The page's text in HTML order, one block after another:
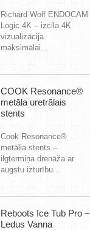
Richard Wolf ENDOCAM
Logic 4K – izcila 4K
vizualizācija
maksimālai...
COOK Resonance®
metāla uretrālais
stents
Cook Resonance®
metālia stents –
ilgtermiņa drenāža ar
augstu izturību...
Reboots Ice Tub Pro –
Ledus Vanna